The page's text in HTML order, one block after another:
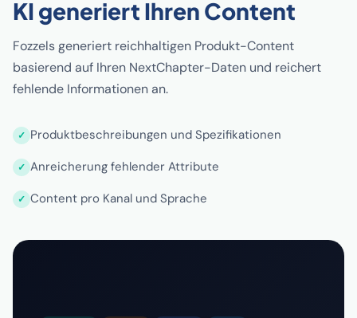
KI generiert Ihren Content
Fozzels generiert reichhaltigen Produkt-Content
basierend auf Ihren NextChapter-Daten und reichert
fehlende Informationen an.
Produktbeschreibungen und Spezifikationen
Anreicherung fehlender Attribute
Content pro Kanal und Sprache